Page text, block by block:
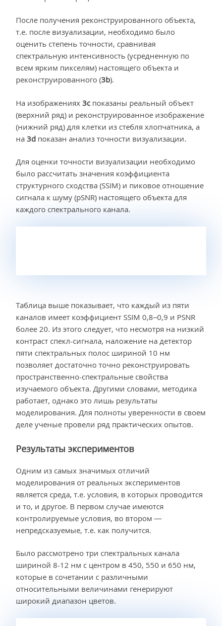
После получения реконструированного объекта,
т.е. после визуализации, необходимо было
оценить степень точности, сравнивая
спектральную интенсивность (усредненную по
всем ярким пикселям) настоящего объекта и
реконструированного (3b).
На изображениях 3cпоказаны реальный объект
(верхний ряд) и реконструированное изображение
(нижний ряд) для клетки из стебля хлопчатника, а
на 3d показан анализ точности визуализации.
Для оценки точности визуализации необходимо
было рассчитать значения коэффициента
структурного сходства (SSIM) и пиковое отношение
сигнала к шуму (pSNR) настоящего объекта для
каждого спектрального канала.
Таблица выше показывает, что каждый из пяти
каналов имеет коэффициент SSIM 0,8–0,9 и PSNR
более 20. Из этого следует, что несмотря на низкий
контраст спекл-сигнала, наложение на детектор
пяти спектральных полос шириной 10 нм
позволяет достаточно точно реконструировать
пространственно-спектральные свойства
изучаемого объекта. Другими словами, методика
работает, однако это лишь результаты
моделирования. Для полноты уверенности в своем
деле ученые провели ряд практических опытов.
Результаты экспериментов
Одним из самых значимых отличий
моделирования от реальных экспериментов
является среда, т.е. условия, в которых проводится
и то, и другое. В первом случае имеются
контролируемые условия, во втором —
непредсказуемые, т.е. как получится.
Было рассмотрено три спектральных канала
шириной 8-12 нм с центром в 450, 550 и 650 нм,
которые в сочетании с различными
относительными величинами генерируют
широкий диапазон цветов.